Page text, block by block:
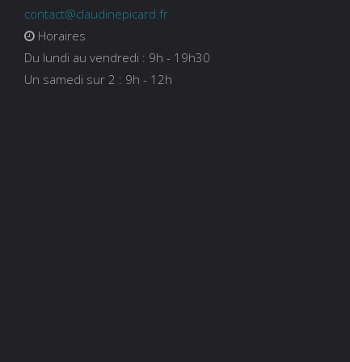
contact@claudinepicard.fr
Horaires
Du lundi au vendredi : 9h - 19h30
Un samedi sur 2 : 9h - 12h